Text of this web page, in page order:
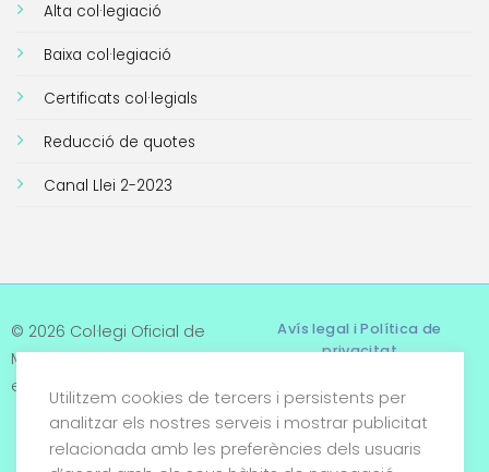
Alta col·legiació
Baixa col·legiació
Certificats col·legials
Reducció de quotes
Canal Llei 2-2023
© 2026 Col·legi Oficial de
Metges de Tarragona. Tots
els drets reservats
Avís legal i Política de
privacitat
Termes i condicions
Política de cookies
Utilitzem cookies de tercers i persistents per
analitzar els nostres serveis i mostrar publicitat
relacionada amb les preferències dels usuaris